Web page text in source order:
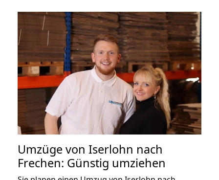
Umzüge von Iserlohn nach
Frechen: Günstig umziehen